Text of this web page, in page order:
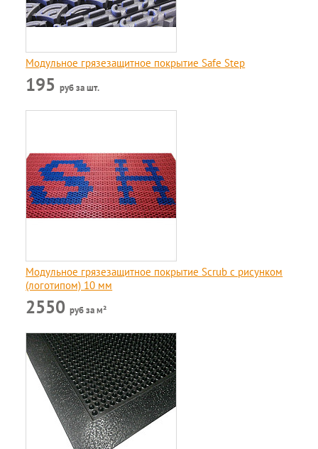
Модульное грязезащитное покрытие Safe Step
195руб за шт.
Модульное грязезащитное покрытие Scrub c рисунком
(логотипом) 10 мм
2550руб за м²